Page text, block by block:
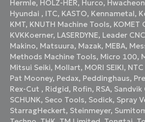
Hermle, HOLZ-HER, Hurco, Hwacheon
Hyundai , ITC, KASTO, Kennametal,
KMT, KNUTH Machine Tools, KOMET
KVKKoerner, LASERDYNE, Leader CNC
Makino, Matsuura, Mazak, MEBA,
Methods Machine Tools, Micro 100,
Mitsui Seiki, Mollart, MORI SEIKI, NTC
Pat Mooney, Pedax, Peddinghaus,
Rex-Cut , Ridgid, Rofin, RSA,
SCHUNK, Seco Tools, Sodick, Spray
StarragHeckert, Steinmeyer,